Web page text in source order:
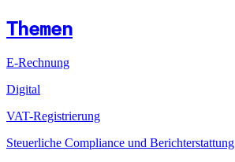
Themen
E-Rechnung
Digital
VAT-Registrierung
Steuerliche Compliance und Berichterstattung